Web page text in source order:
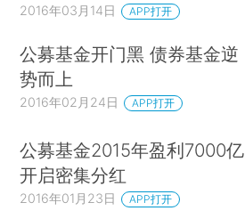
2016年03月14日 APP打开
公募基金开门黑 债券基金逆
势而上
2016年02月24日 APP打开
公募基金2015年盈利7000亿
开启密集分红
2016年01月23日 APP打开